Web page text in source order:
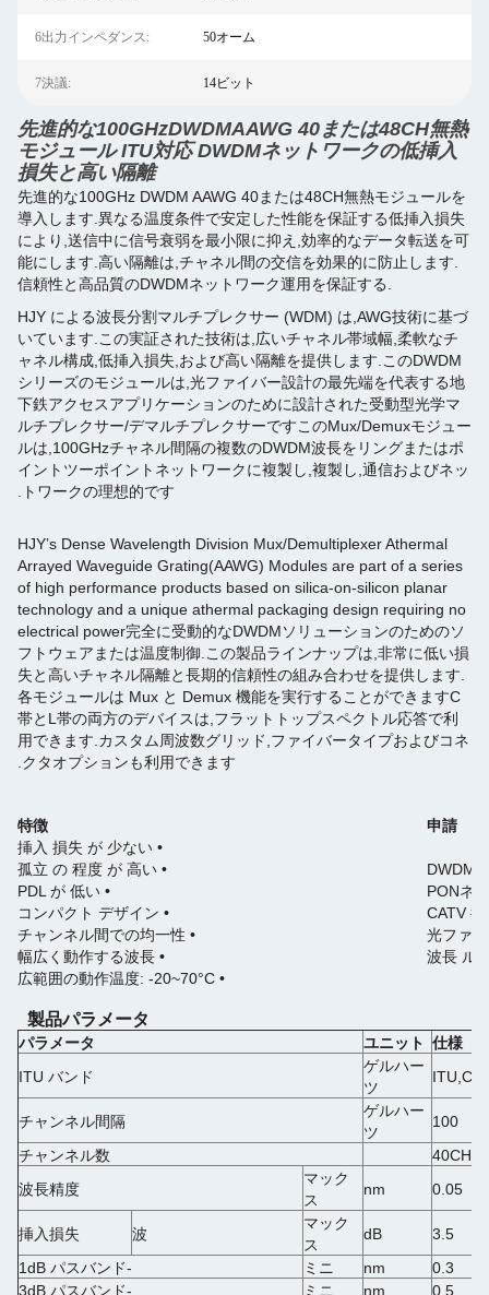
6出力インペダンス: 50オーム
7決議: 14ビット
先進的な100GHzDWDMAAWG 40または48CH無熱
モジュール ITU対応 DWDMネットワークの低挿入
損失と高い隔離
先進的な100GHz DWDM AAWG 40または48CH無熱モジュールを
導入します.異なる温度条件で安定した性能を保証する低挿入損失
により,送信中に信号衰弱を最小限に抑え,効率的なデータ転送を可
能にします.高い隔離は,チャネル間の交信を効果的に防止します.
信頼性と高品質のDWDMネットワーク運用を保証する.
HJY による波長分割マルチプレクサー (WDM) は,AWG技術に基づ
いています.この実証された技術は,広いチャネル帯域幅,柔軟なチ
ャネル構成,低挿入損失,および高い隔離を提供します.このDWDM
シリーズのモジュールは,光ファイバー設計の最先端を代表する地
下鉄アクセスアプリケーションのために設計された受動型光学マ
ルチプレクサー/デマルチプレクサーですこのMux/Demuxモジュー
ルは,100GHzチャネル間隔の複数のDWDM波長をリングまたはポ
イントツーポイントネットワークに複製し,複製し,通信およびネッ
トワークの理想的です.
HJY’s Dense Wavelength Division Mux/Demultiplexer Athermal
Arrayed Waveguide Grating(AAWG) Modules are part of a series
of high performance products based on silica-on-silicon planar
technology and a unique athermal packaging design requiring no
electrical power完全に受動的なDWDMソリューションのためのソ
フトウェアまたは温度制御.この製品ラインナップは,非常に低い損
失と高いチャネル隔離と長期的信頼性の組み合わせを提供します.
各モジュールは Mux と Demux 機能を実行することができますC
帯とL帯の両方のデバイスは,フラットトップスペクトル応答で利
用できます.カスタム周波数グリッド,ファイバータイプおよびコネ
クタオプションも利用できます.
特徴
申請
• 挿入 損失 が 少ない
• 孤立 の 程度 が 高い
• PDL が 低い
• コンパクト デザイン
• チャンネル間での均一性
• 幅広く動作する波長
• 広範囲の動作温度: -20~70°C
製品パラメータ
パラメータ ユニット 仕様
ITU バンド
ゲルハー
ツ
ITU,C
チャンネル間隔
ゲルハー
ツ
100
チャンネル数
40CH
波長精度
マック
ス
nm 0.05
挿入損失 波
マック
ス
dB
3.5
-1dB パスバンド
ミニ nm
0.3
-3dB パスバンド
ミニ nm 0.5